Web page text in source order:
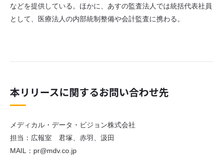
などを提供している。ほかに、あすの監査法人では統括代表社員
として、医療法人の内部統制整備や会計監査に携わる。
本リリースに関するお問い合わせ先
メディカル・データ・ビジョン株式会社
担当：広報室 君塚、赤羽、汲田
MAIL：pr@mdv.co.jp